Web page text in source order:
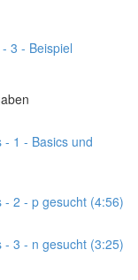
3 - Beispiel
1 - Basics und
2 - p gesucht (4:56)
3 - n gesucht (3:25)